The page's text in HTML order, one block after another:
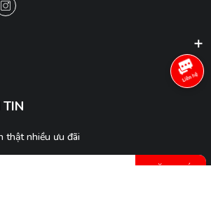
thật nhiều ưu đãi
ĐĂNG KÝ